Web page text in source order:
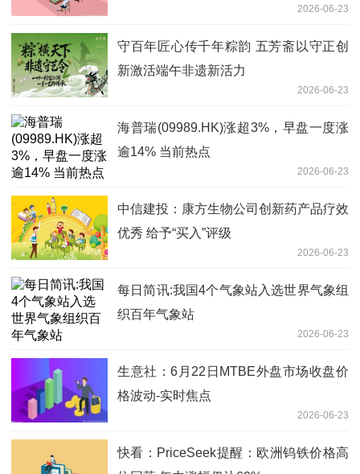
2026-06-23
守百年匠心传千年粽韵 五芳斋以守正创
新激活端午非遗新活力
2026-06-23
海普瑞(09989.HK)涨超3%，早盘一度涨
逾14% 当前热点
2026-06-23
中信建投：康方生物公司创新药产品疗效
优秀 给予“买入”评级
2026-06-23
每日简讯:我国4个气象站入选世界气象组
织百年气象站
2026-06-23
生意社：6月22日MTBE外盘市场收盘价
格波动-实时焦点
2026-06-23
快看：PriceSeek提醒：欧洲钨铁价格高